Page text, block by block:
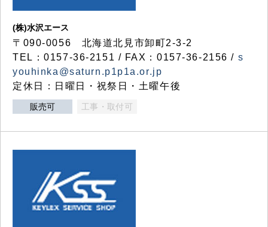
(株)水沢エース
〒090-0056 北海道北見市卸町2-3-2
TEL：0157-36-2151 / FAX：0157-36-2156 / s
youhinka@saturn.p1p1a.or.jp
定休日：日曜日・祝祭日・土曜午後
販売可 工事・取付可